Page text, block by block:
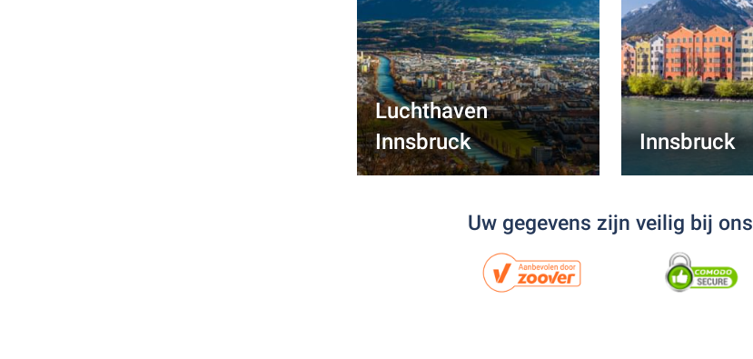
Luchthaven
Innsbruck
Innsbruck
Uw gegevens zijn veilig bij ons